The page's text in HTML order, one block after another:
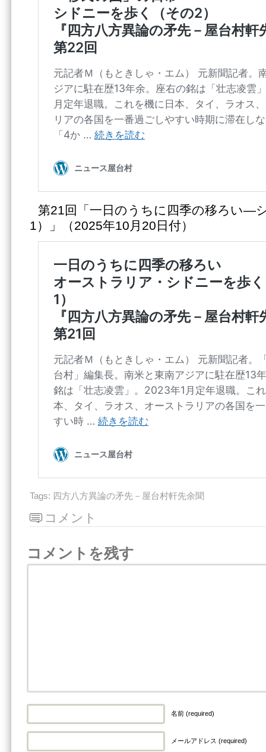
第21回「一日のうちに四季の移ろい―
1）」（2025年10月20日付）
Tags: 四方八方異論の矛先－屋台村軒先余聞
コメント
コメントを残す
名前 (required)
メールアドレス (required)